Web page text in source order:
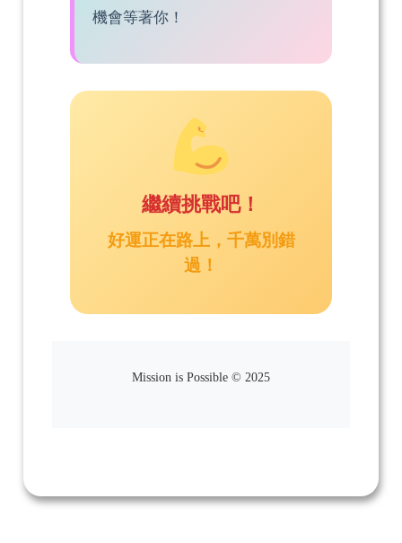
機會等著你！
繼續挑戰吧！
好運正在路上，千萬別錯
過！
Mission is Possible © 2025